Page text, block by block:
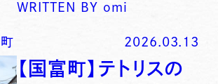
WRITTEN BY omi
2026.03.13
【国富町】テトリスの